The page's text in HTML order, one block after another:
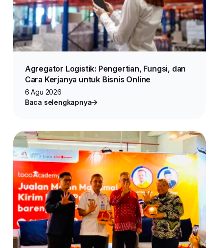
Agregator Logistik: Pengertian, Fungsi, dan
Cara Kerjanya untuk Bisnis Online
6 Agu 2026
Baca selengkapnya